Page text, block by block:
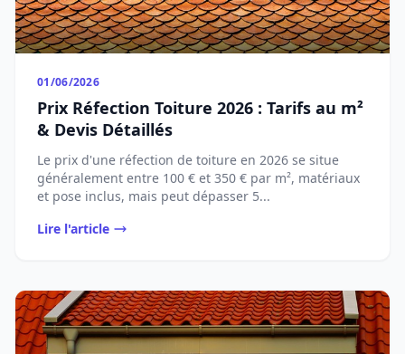
01/06/2026
Prix Réfection Toiture 2026 : Tarifs au m²
& Devis Détaillés
Le prix d'une réfection de toiture en 2026 se situe
généralement entre 100 € et 350 € par m², matériaux
et pose inclus, mais peut dépasser 5...
Lire l'article